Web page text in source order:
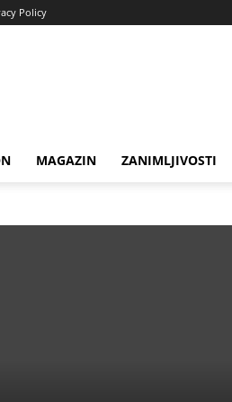
Policy
MAGAZIN ZANIMLJIVOSTI